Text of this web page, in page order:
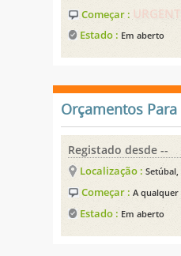
Começar :
Estado : Em aberto
Orçamentos
Registado desde --
Localização :
Começar :A
Estado : Em aberto